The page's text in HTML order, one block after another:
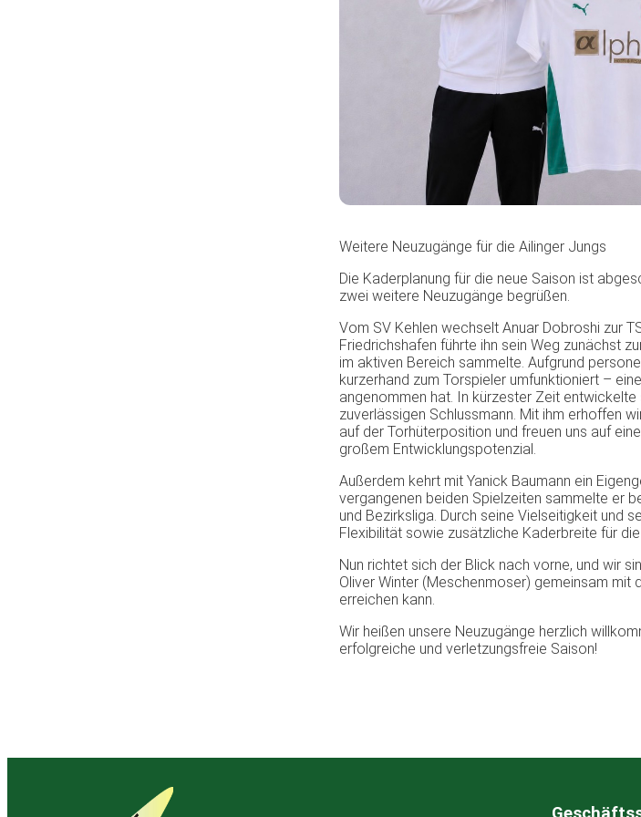
Weitere Neuzugänge für die Ailinger Jungs
Die Kaderplanung für die neue Saison ist
zwei weitere Neuzugänge begrüßen.
Vom SV Kehlen wechselt Anuar Dobroshi zur
Friedrichshafen führte ihn sein Weg zunächst
im aktiven Bereich sammelte. Aufgrund
kurzerhand zum Torspieler umfunktioniert –
angenommen hat. In kürzester Zeit entwickelte
zuverlässigen Schlussmann. Mit ihm erhoffen
auf der Torhüterposition und freuen uns auf
großem Entwicklungspotenzial.
Außerdem kehrt mit Yanick Baumann ein
vergangenen beiden Spielzeiten sammelte er
und Bezirksliga. Durch seine Vielseitigkeit und
Flexibilität sowie zusätzliche Kaderbreite für
Nun richtet sich der Blick nach vorne, und wir
Oliver Winter (Meschenmoser) gemeinsam mit
erreichen kann.
Wir heißen unsere Neuzugänge herzlich
erfolgreiche und verletzungsfreie Saison!